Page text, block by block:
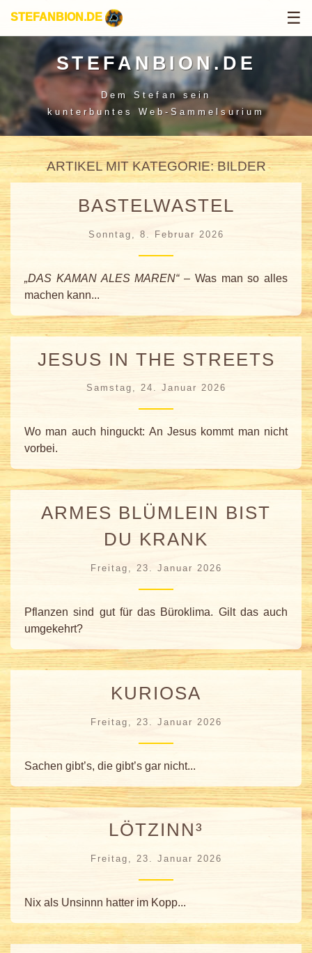
STEFANBION.DE ☰
STEFANBION.DE
Dem Stefan sein
kunterbuntes Web-Sammelsurium
ARTIKEL MIT KATEGORIE: BILDER
BASTELWASTEL
Sonntag, 8. Februar 2026
„DAS KAMAN ALES MAREN“– Was man so alles
machen kann...
JESUS IN THE STREETS
Samstag, 24. Januar 2026
Wo man auch hinguckt: An Jesus kommt man nicht
vorbei.
ARMES BLÜMLEIN BIST
DU KRANK
Freitag, 23. Januar 2026
Pflanzen sind gut für das Büroklima. Gilt das auch
umgekehrt?
KURIOSA
Freitag, 23. Januar 2026
Sachen gibt’s, die gibt’s gar nicht...
LÖTZINN³
Freitag, 23. Januar 2026
Nix als Unsinnn hatter im Kopp...